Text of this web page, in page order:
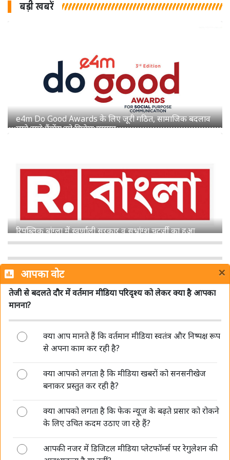
बड़ी खबरें
रिपब्लिक बांग्ला में स्वर्णाली सरकार व सुभ्रांग्शु चटर्जी का हुआ
प्रमोशन
शेमारू को मिला MIB का ग्रीन सिग्नल, जल्द लॉन्च होगा नया हिंदी
चैनल 'Mango TV'
डीपफेक पर सरकार की सख्ती जारी, संसद में बताया- अब 3 घंटे में
हटाना होगा गैरकानूनी कंटेंट
AI की रफ्तार बनाम पत्रकारिता का भरोसा, 'मीडिया संवाद' में
आपका वोट ×
तेजी से बदलते दौर में वर्तमान मीडिया परिदृश्य को लेकर क्या है आपका
मानना?
क्या आप मानते हैं कि वर्तमान मीडिया स्वतंत्र और निष्पक्ष रूप
से अपना काम कर रही है?
क्या आपको लगता है कि मीडिया खबरों को सनसनीखेज
बनाकर प्रस्तुत कर रही है?
क्या आपको लगता है कि फेक न्यूज के बढ़ते प्रसार को रोकने
के लिए उचित कदम उठाए जा रहे हैं?
आपकी नजर में डिजिटल मीडिया प्लेटफॉर्म्स पर रेगुलेशन की